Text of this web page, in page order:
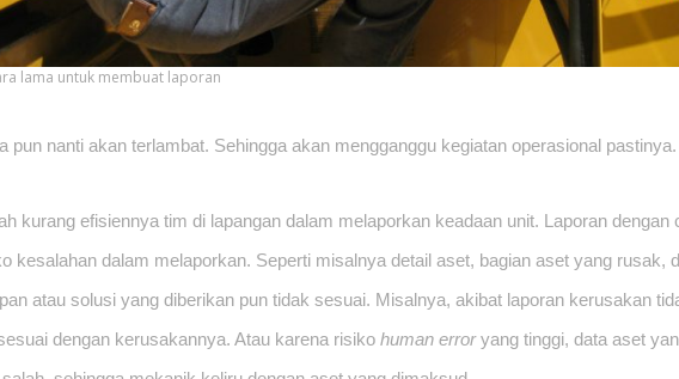
lama untuk membuat laporan
pun nanti akan terlambat. Sehingga akan mengganggu kegiatan operasional pastinya.
kurang efisiennya tim di lapangan dalam melaporkan keadaan unit. Laporan dengan
kesalahan dalam melaporkan. Seperti misalnya detail aset, bagian aset yang rusak,
atau solusi yang diberikan pun tidak sesuai. Misalnya, akibat laporan kerusakan
dengan kerusakannya. Atau karena risiko human error yang tinggi, data aset